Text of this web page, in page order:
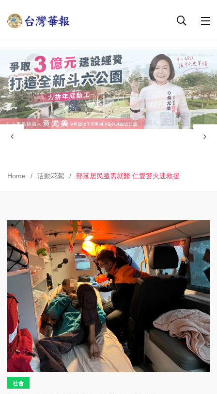
Home 活動花絮 部落居民亟需就醫 仁愛警火速救援
社會